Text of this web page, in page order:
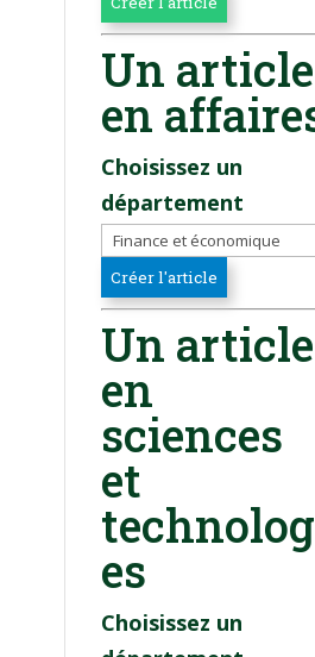
Un article
en
Choisissez un
département
Un article
en
sciences
et
es
Choisissez un